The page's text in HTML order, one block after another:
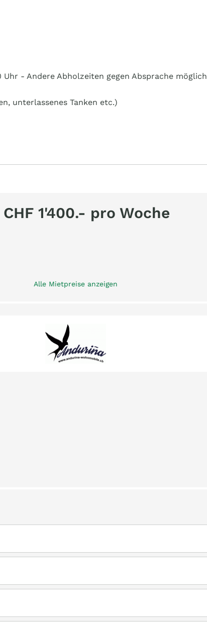
Uhr - Andere Abholzeiten gegen Absprache möglich
unterlassenes Tanken etc.)
1'400.- pro Woche
Alle Mietpreise anzeigen